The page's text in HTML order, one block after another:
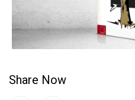
Share Now